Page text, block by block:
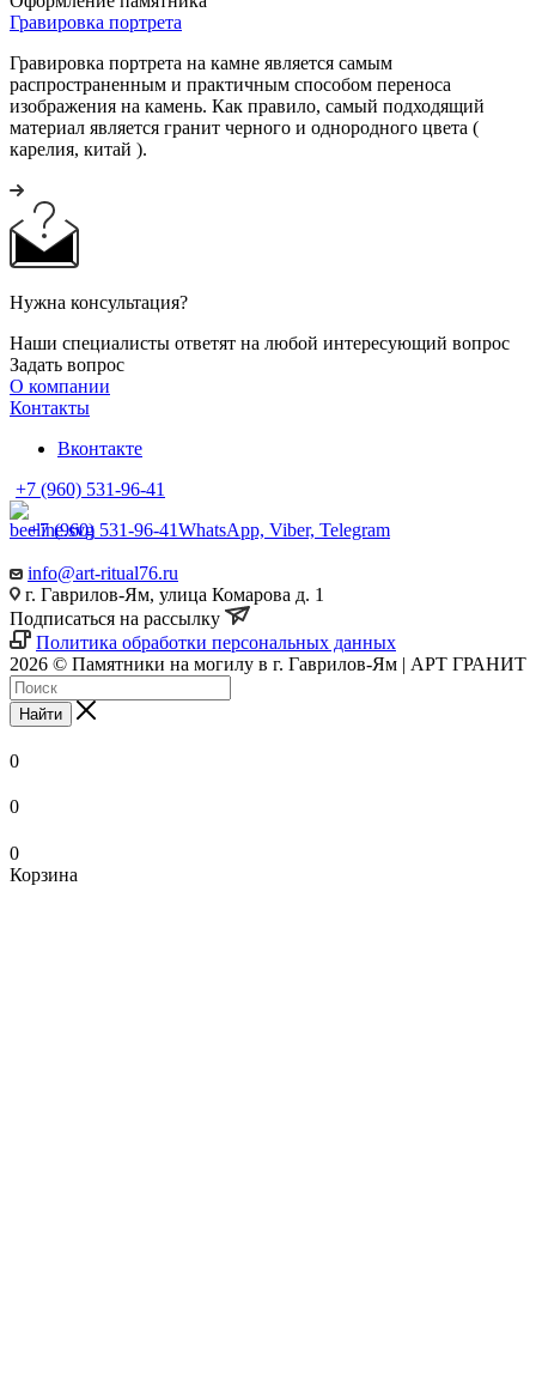
Гравировка портрета
Гравировка портрета на камне является самым
распространенным и практичным способом переноса
изображения на камень. Как правило, самый подходящий
материал является гранит черного и однородного цвета (
карелия, китай ).
Нужна консультация?
Наши специалисты ответят на любой интересующий вопрос
Задать вопрос
О компании
Контакты
Вконтакте
+7 (960) 531-96-41
+7 (960) 531-96-41WhatsApp, Viber, Telegram
info@art-ritual76.ru
г. Гаврилов-Ям, улица Комарова д. 1
Подписаться на рассылку
Политика обработки персональных данных
2026 © Памятники на могилу в г. Гаврилов-Ям | АРТ ГРАНИТ
Найти
0
0
0
Корзина